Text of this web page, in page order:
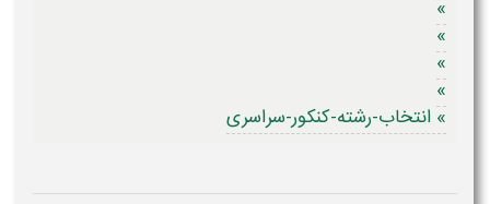
»
»
»
»
» انتخاب-رشته-کنکور-سراسری